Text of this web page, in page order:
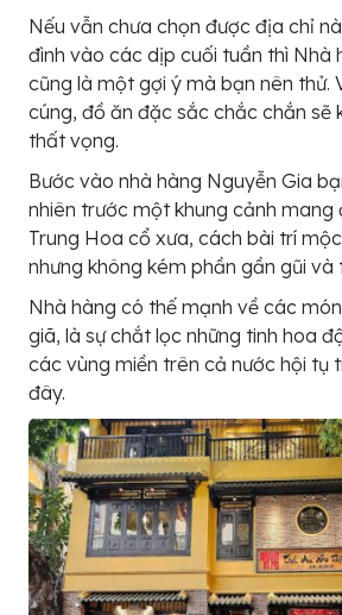
Nếu vẫn chưa chọn được địa chỉ
đình vào các dịp cuối tuần thì Nhà
cũng là một gợi ý mà bạn nên thử.
cúng, đồ ăn đặc sắc chắc chắn sẽ
thất vọng.
Bước vào nhà hàng Nguyễn Gia
nhiên trước một khung cảnh mang
Trung Hoa cổ xưa, cách bài trí
nhưng không kém phần gần gũi và
Nhà hàng có thế mạnh về các
giã, là sự chắt lọc những tinh hoa
các vùng miền trên cả nước hội tụ
đây.